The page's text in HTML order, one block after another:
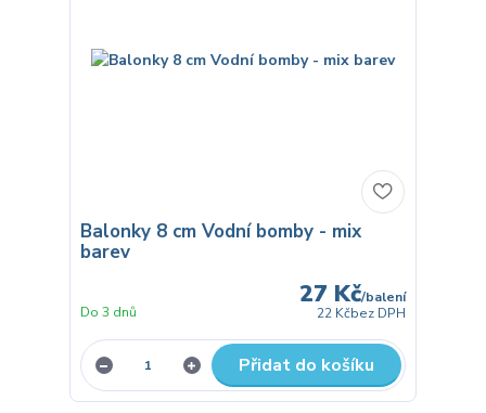
Balonky 8 cm Vodní bomby - mix
barev
27 Kč/balení
22 Kčbez DPH
Do 3 dnů
Přidat do košíku